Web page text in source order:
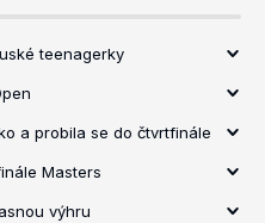
teenagerky
a probila se do čtvrtfinále
Masters
výhru